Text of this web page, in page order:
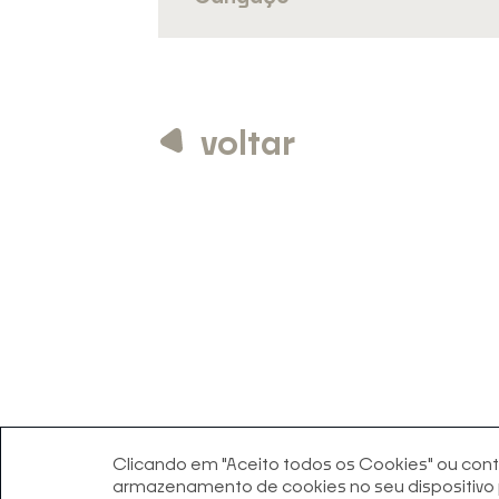
voltar
Clicando em "Aceito todos os Cookies" ou
armazenamento de cookies no seu